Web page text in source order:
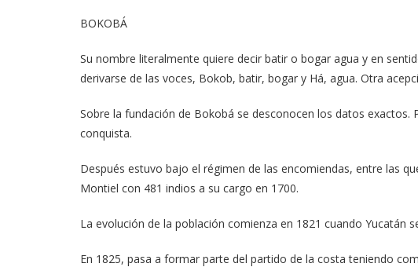
BOKOBÁ
Su nombre literalmente quiere decir batir o bogar agua y en
derivarse de las voces, Bokob, batir, bogar y Há, agua. Otra
Sobre la fundación de Bokobá se desconocen los datos exactos.
conquista.
Después estuvo bajo el régimen de las encomiendas, entre las
Montiel con 481 indios a su cargo en 1700.
La evolución de la población comienza en 1821 cuando Yucatán
En 1825, pasa a formar parte del partido de la costa teniendo